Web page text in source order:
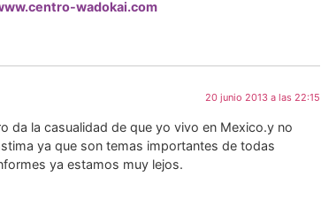
wadokai.com
20 junio 2013 a las 22:15
da la casualidad de que yo vivo en Mexico.y no
ya que son temas importantes de todas
ya estamos muy lejos.